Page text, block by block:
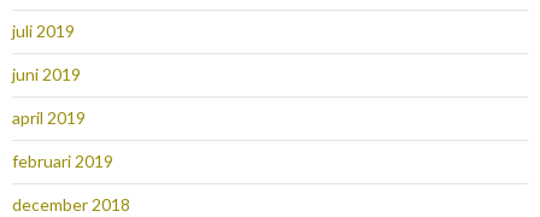
juli 2019
juni 2019
april 2019
februari 2019
december 2018